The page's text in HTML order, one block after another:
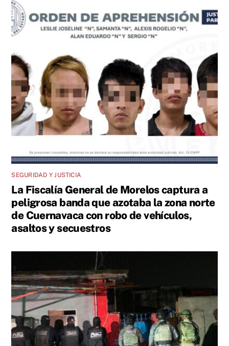
SEGURIDAD Y JUSTICIA
La Fiscalía General de Morelos captura a
peligrosa banda que azotaba la zona norte
de Cuernavaca con robo de vehículos,
asaltos y secuestros